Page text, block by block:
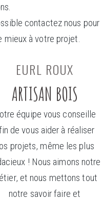
contactez nous pour
mieux à votre projet.
EURL ROUX
ARTISAN BOIS
équipe vous conseille
de vous aider à réaliser
projets, même les plus
! Nous aimons notre
et nous mettons tout
notre savoir faire et